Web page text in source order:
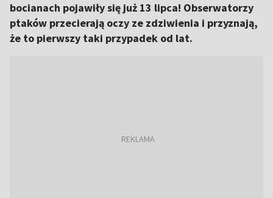
bocianach pojawiły się już 13 lipca! Obserwatorzy
ptaków przecierają oczy ze zdziwienia i przyznają,
że to pierwszy taki przypadek od lat.